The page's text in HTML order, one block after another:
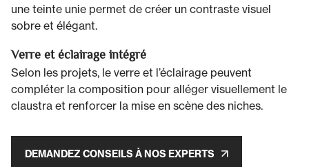
une teinte unie permet de créer un contraste visuel
sobre et élégant.
Verre et éclairage intégré
Selon les projets, le verre et l’éclairage peuvent
compléter la composition pour alléger visuellement le
claustra et renforcer la mise en scène des niches.
DEMANDEZ CONSEILS À NOS EXPERTS